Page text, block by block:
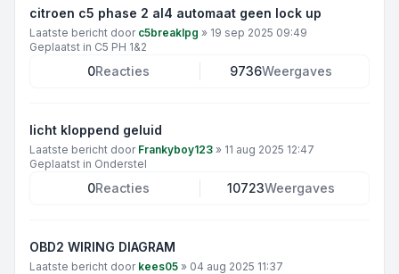
citroen c5 phase 2 al4 automaat geen lock up
Laatste bericht door c5breaklpg » 19 sep 2025 09:49
Geplaatst in C5 PH 1&2
0Reacties 9736Weergaves
licht kloppend geluid
Laatste bericht door Frankyboy123 » 11 aug 2025 12:47
Geplaatst in Onderstel
0Reacties 10723Weergaves
OBD2 WIRING DIAGRAM
Laatste bericht door kees05 » 04 aug 2025 11:37